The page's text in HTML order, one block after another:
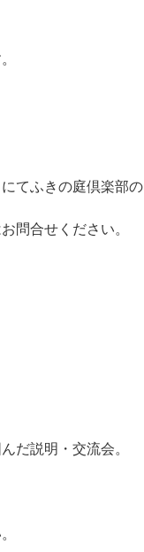
てふきの庭倶楽部の
問合せください。
だ説明・交流会。